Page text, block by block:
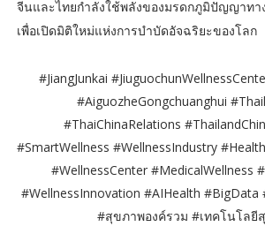
จีนและไทยกำลังใช้พลังของมรดกภูมิปัญญาท
เพื่อเปิดมิติใหม่แห่งการบำบัดอัจฉริยะของโลก
#JiangJunkai
#AiguozheGongchuanghui
#ThaiChinaRelations
#SmartWellness #WellnessIndustry
#WellnessCenter #MedicalWellness
#WellnessInnovation #AIHealth #BigData
#สุขภาพองค์รวม #เทคโนโลยี